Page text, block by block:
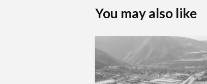
You may also like